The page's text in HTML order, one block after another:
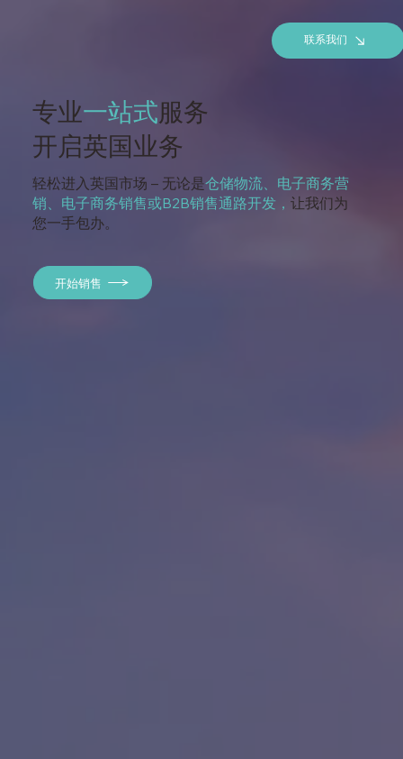
联系我们
专业一站式服务
开启英国业务
轻松进入英国市场 – 无论是仓储物流、电子商务营
销、电子商务销售或B2B销售通路开发，让我们为
您一手包办。
开始销售